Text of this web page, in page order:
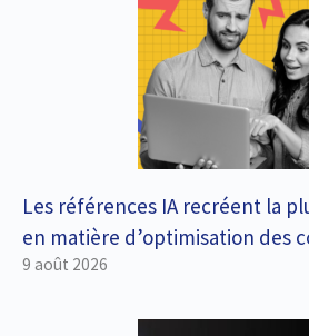
Les références IA recréent la
en matière d’optimisation des
9 août 2026